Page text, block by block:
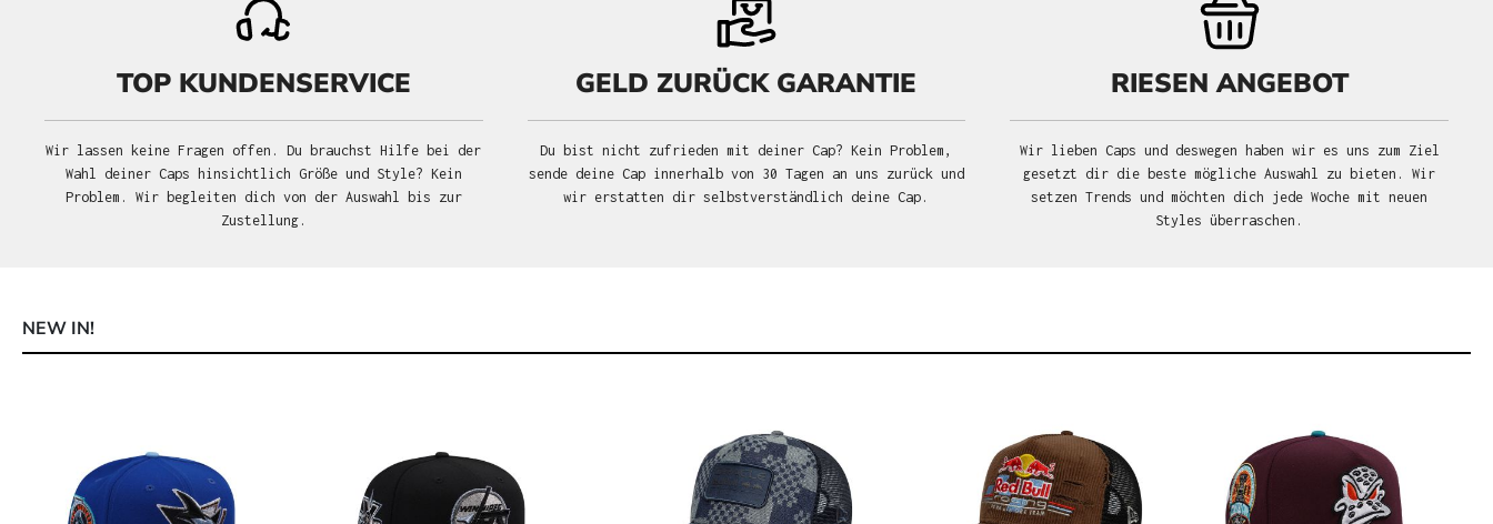
TOP KUNDENSERVICE
Wir lassen keine Fragen offen. Du brauchst Hilfe bei der
Wahl deiner Caps hinsichtlich Größe und Style? Kein
Problem. Wir begleiten dich von der Auswahl bis zur
Zustellung.
GELD ZURÜCK GARANTIE
Du bist nicht zufrieden mit deiner Cap? Kein Problem,
sende deine Cap innerhalb von 30 Tagen an uns zurück und
wir erstatten dir selbstverständlich deine Cap.
RIESEN ANGEBOT
Wir lieben Caps und deswegen haben wir es uns zum Ziel
gesetzt dir die beste mögliche Auswahl zu bieten. Wir
setzen Trends und möchten dich jede Woche mit neuen
Styles überraschen.
NEW IN!